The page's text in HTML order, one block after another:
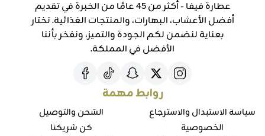
عطارة فيفا - أكثر من 45 عامًا من الخبرة في تقديم
أفضل الأعشاب، البهارات، والمنتجات الغذائية. نختار
بعناية لنضمن لكم الجودة والتميز، ونفخر بأننا
الأفضل في المملكة.
روابط مهمة
سياسة الاستبدال والاسترجاع
الخصوصية
الشحن والتوصيل
كن شريكنا